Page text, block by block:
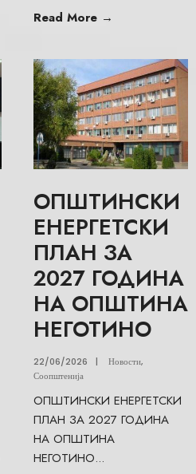
Read More →
ОПШТИНСКИ
ЕНЕРГЕТСКИ
ПЛАН ЗА
2027 ГОДИНА
НА ОПШТИНА
НЕГОТИНО
22/06/2026 | Новости,
Соопштенија
ОПШТИНСКИ ЕНЕРГЕТСКИ
ПЛАН ЗА 2027 ГОДИНА
НА ОПШТИНА
НЕГОТИНО...